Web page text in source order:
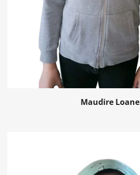
Maudire Loane